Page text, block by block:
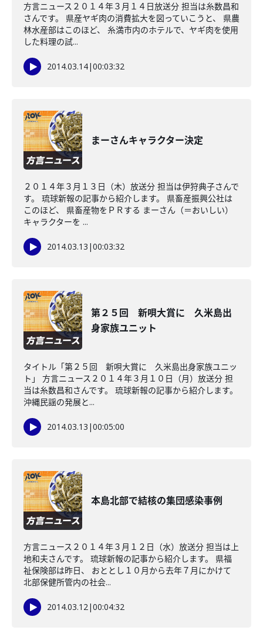
方言ニュース２０１４年３月１４日放送分 担当は糸数昌和
さんです。 県産ヤギ肉の消費拡大を図っていこうと、 県農
林水産部はこのほど、 糸満市内のホテルで、ヤギ肉を使用
した料理の試...
2014.03.14|00:03:32
まーさんキャラクター決定
２０１４年３月１３日（木）放送分 担当は伊狩典子さんで
す。 琉球新報の記事から紹介します。 県畜産振興公社は
このほど、 県畜産物をＰＲする まーさん（＝おいしい）
キャラクターを ...
2014.03.13 |00:03:32
第２５回 新唄大賞に 久米島出
身家族ユニット
タイトル「第２５回 新唄大賞に 久米島出身家族ユニッ
ト」 方言ニュース２０１４年３月１０日（月）放送分 担
当は糸数昌和さんです。 琉球新報の記事から紹介します。
沖縄民謡の発展と...
2014.03.13 |00:05:00
本島北部で結核の集団感染事例
方言ニュース２０１４年３月１２日（水）放送分 担当は上
地和夫さんです。 琉球新報の記事から紹介します。 県福
祉保険部は昨日、 おととし１０月から去年７月にかけて
北部保健所管内の社会...
2014.03.12|00:04:32